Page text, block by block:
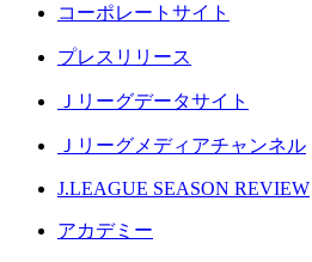
コーポレートサイト
プレスリリース
Ｊリーグデータサイト
Ｊリーグメディアチャンネル
J.LEAGUE SEASON REVIEW
アカデミー